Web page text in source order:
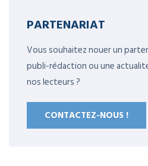
PARTENARIAT
Vous souhaitez nouer un
publi-rédaction ou une
nos lecteurs ?
CONTACTEZ-NOUS !